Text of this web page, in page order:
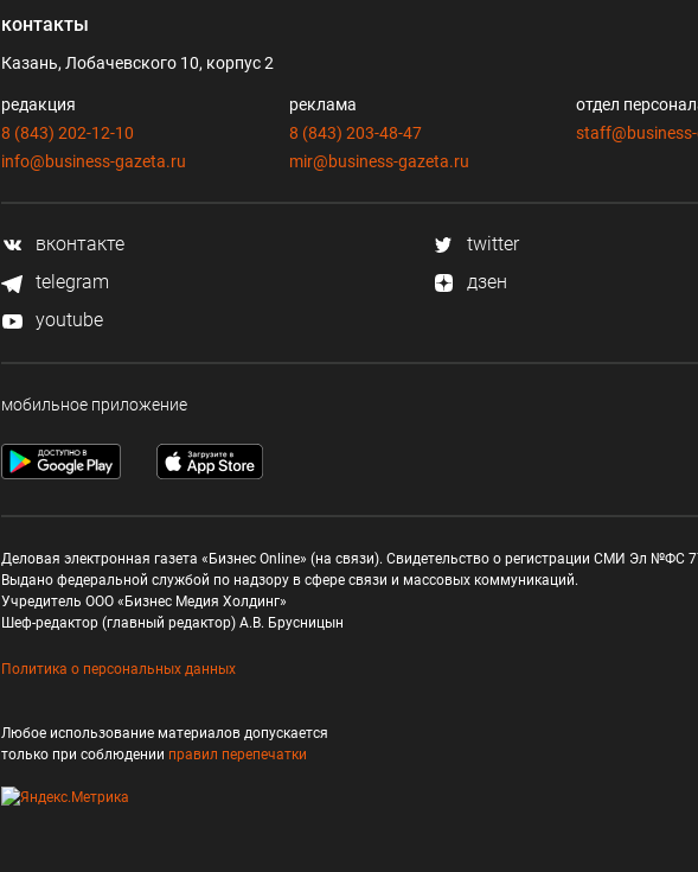
контакты
Казань, Лобачевского 10, корпус 2
редакция
8 (843) 202-12-10
info@business-gazeta.ru
реклама
8 (843) 203-48-47
mir@business-gazeta.ru
отдел
вконтакте
twitter
telegram
дзен
youtube
мобильное приложение
Деловая электронная газета «Бизнес Online» (на связи). Свидетельство о регистрации СМИ Эл №ФС
Выдано федеральной службой по надзору в сфере связи и массовых коммуникаций.
Учредитель ООО «Бизнес Медия Холдинг»
Шеф-редактор (главный редактор) А.В. Брусницын
Политика о персональных данных
Любое использование материалов допускается
только при соблюдении правил перепечатки